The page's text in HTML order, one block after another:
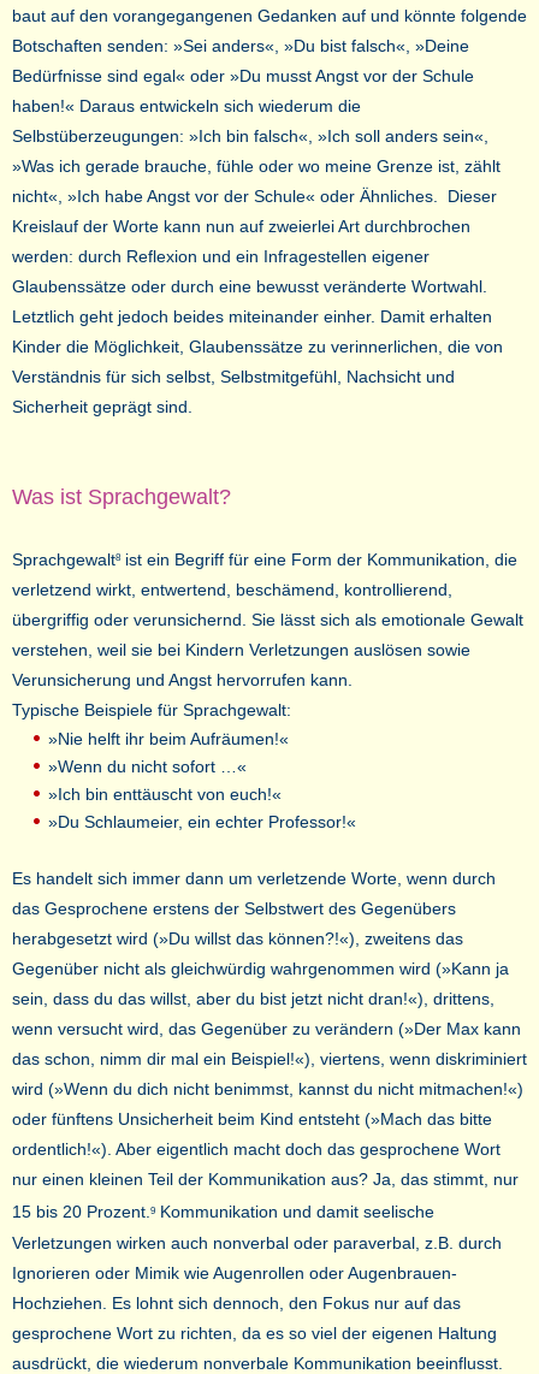
baut auf den vorangegangenen Gedanken auf und könnte folgende
Botschaften senden: »Sei anders«, »Du bist falsch«, »Deine
Bedürfnisse sind egal« oder »Du musst Angst vor der Schule
haben!« Daraus entwickeln sich wiederum die
Selbstüberzeugungen: »Ich bin falsch«, »Ich soll anders sein«,
»Was ich gerade brauche, fühle oder wo meine Grenze ist, zählt
nicht«, »Ich habe Angst vor der Schule« oder Ähnliches. Dieser
Kreislauf der Worte kann nun auf zweierlei Art durchbrochen
werden: durch Reflexion und ein Infragestellen eigener
Glaubenssätze oder durch eine bewusst veränderte Wortwahl.
Letztlich geht jedoch beides miteinander einher. Damit erhalten
Kinder die Möglichkeit, Glaubenssätze zu verinnerlichen, die von
Verständnis für sich selbst, Selbstmitgefühl, Nachsicht und
Sicherheit geprägt sind.
Was ist Sprachgewalt?
Sprachgewalt8 ist ein Begriff für eine Form der Kommunikation, die
verletzend wirkt, entwertend, beschämend, kontrollierend,
übergriffig oder verunsichernd. Sie lässt sich als emotionale Gewalt
verstehen, weil sie bei Kindern Verletzungen auslösen sowie
Verunsicherung und Angst hervorrufen kann.
Typische Beispiele für Sprachgewalt:
»Nie helft ihr beim Aufräumen!«
»Wenn du nicht sofort …«
»Ich bin enttäuscht von euch!«
»Du Schlaumeier, ein echter Professor!«
Es handelt sich immer dann um verletzende Worte, wenn durch
das Gesprochene erstens der Selbstwert des Gegenübers
herabgesetzt wird (»Du willst das können?!«), zweitens das
Gegenüber nicht als gleichwürdig wahrgenommen wird (»Kann ja
sein, dass du das willst, aber du bist jetzt nicht dran!«), drittens,
wenn versucht wird, das Gegenüber zu verändern (»Der Max kann
das schon, nimm dir mal ein Beispiel!«), viertens, wenn diskriminiert
wird (»Wenn du dich nicht benimmst, kannst du nicht mitmachen!«)
oder fünftens Unsicherheit beim Kind entsteht (»Mach das bitte
ordentlich!«). Aber eigentlich macht doch das gesprochene Wort
nur einen kleinen Teil der Kommunikation aus? Ja, das stimmt, nur
15 bis 20 Prozent.9 Kommunikation und damit seelische
Verletzungen wirken auch nonverbal oder paraverbal, z.B. durch
Ignorieren oder Mimik wie Augenrollen oder Augenbrauen-
Hochziehen. Es lohnt sich dennoch, den Fokus nur auf das
gesprochene Wort zu richten, da es so viel der eigenen Haltung
ausdrückt, die wiederum nonverbale Kommunikation beeinflusst.